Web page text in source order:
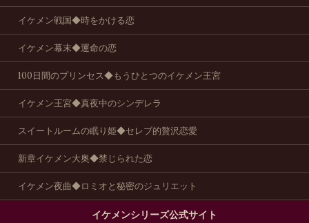
イケメン戦国◆時をかける恋
イケメン幕末◆運命の恋
100日間のプリンセス◆もうひとつのイケメン王宮
イケメン王宮◆真夜中のシンデレラ
スイートルームの眠り姫◆セレブ的贅沢恋愛
新章イケメン大奥◆禁じられた恋
イケメン夜曲◆ロミオと秘密のジュリエット
イケメンシリーズ公式サイト